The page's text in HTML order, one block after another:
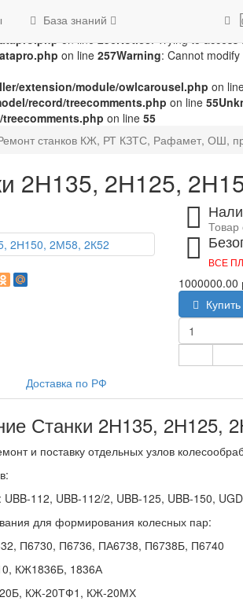
extension/module/microdatapro.php on
on line256Notice: Trying to
on line 257Warning: Cannot
extension/module/owlcarousel.php on
record/treecomments.php on line 55
on line 55
База знаний
станков КЖ, РТ КЗТС, Рафамет, ОШ,
2Н135, 2Н125,
Товар
ВСЕ
1000000.00
Купить
Доставка по РФ
Станки 2Н135, 2Н125,
и поставку отдельных узлов
112, UBB-112/2, UBB-125, UBB-150,
для формирования колесных пар:
П6730, П6736, ПА6738, П6738Б, П6740
КЖ1836Б, 1836А
КЖ-20ТФ1, КЖ-20МХ